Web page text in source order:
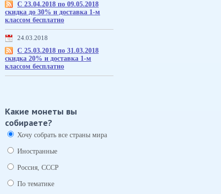
С 23.04.2018 по 09.05.2018
скидка до 30% и доставка 1-м
классом бесплатно
24.03.2018
С 25.03.2018 по 31.03.2018
скидка 20% и доставка 1-м
классом бесплатно
Какие монеты вы
собираете?
Хочу собрать все страны мира
Иностранные
Россия, СССР
По тематике